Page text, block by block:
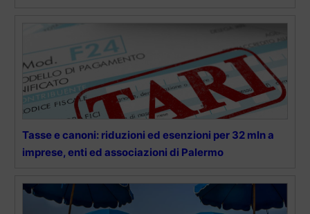
Tasse e canoni: riduzioni ed esenzioni per 32 mln a
imprese, enti ed associazioni di Palermo